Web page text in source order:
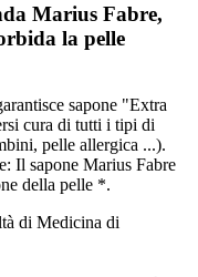
Marius Fabre,
la pelle
sapone "Extra
cura di tutti i tipi di
pelle allergica ...).
Il sapone Marius Fabre
della pelle *.
di Medicina di